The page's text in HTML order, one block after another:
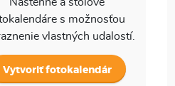
Nástenné a stolové
s možnosťou
vlastných udalostí.
Vytvoriť fotokalendár